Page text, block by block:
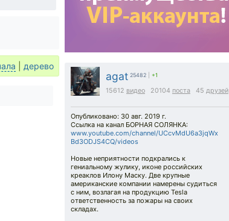
agat 25482 +1
15612 видео 20104 поста 45 друзей
Опубликовано: 30 авг. 2019 г.
Ссылка на канал БОРНАЯ СОЛЯНКА:
www.youtube.com/channel/UCcvMdU6a3jqWx
Bd3ODJS4CQ/videos
Новые неприятности подкрались к
гениальному жулику, иконе российских
креаклов Илону Маску. Две крупные
американские компании намерены судиться
с ним, возлагая на продукцию Tesla
ответственность за пожары на своих
складах.
дерево